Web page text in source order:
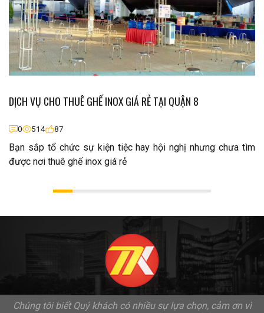
DỊCH VỤ CHO THUÊ GHẾ INOX GIÁ RẺ TẠI QUẬN 8
0 514 87
Bạn sắp tổ chức sự kiện tiệc hay hội nghị nhưng chưa tìm
được nơi thuê ghế inox giá rẻ
Chúng tôi biết Quý khách có nhiều sự lựa chọn, cảm ơn vì